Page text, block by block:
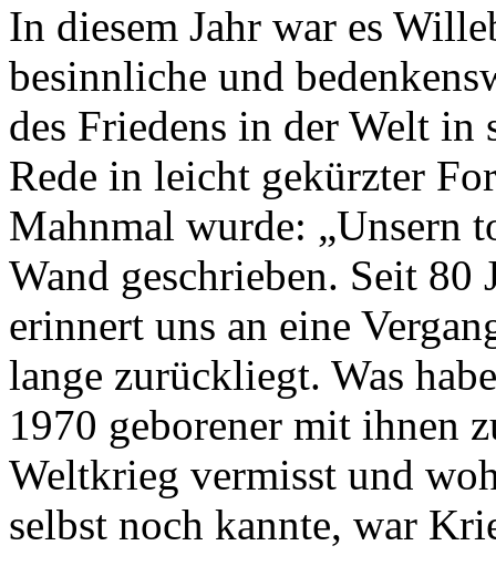
In diesem Jahr war es
besinnliche und
des Friedens in der Welt in
Rede in leicht gekürzter
Mahnmal wurde: „Unsern
Wand geschrieben. Seit 80
erinnert uns an eine
lange zurückliegt. Was
1970 geborener mit ihnen
Weltkrieg vermisst und
selbst noch kannte, war